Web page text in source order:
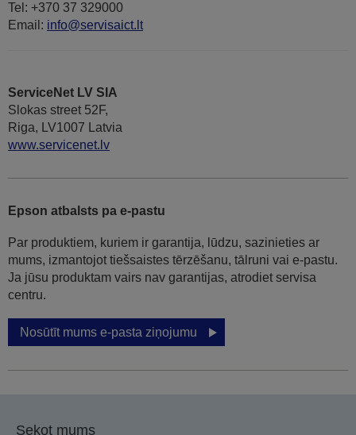
Tel: +370 37 329000
Email: info@servisaict.lt
ServiceNet LV SIA
Slokas street 52F,
Riga, LV1007 Latvia
www.servicenet.lv
Epson atbalsts pa e-pastu
Par produktiem, kuriem ir garantija, lūdzu, sazinieties ar
mums, izmantojot tiešsaistes tērzēšanu, tālruni vai e-pastu.
Ja jūsu produktam vairs nav garantijas, atrodiet servisa
centru.
Nosūtīt mums e-pasta ziņojumu
Sekot mums